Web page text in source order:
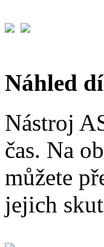
Náhled
Nástroj
čas. Na
můžete
jejich